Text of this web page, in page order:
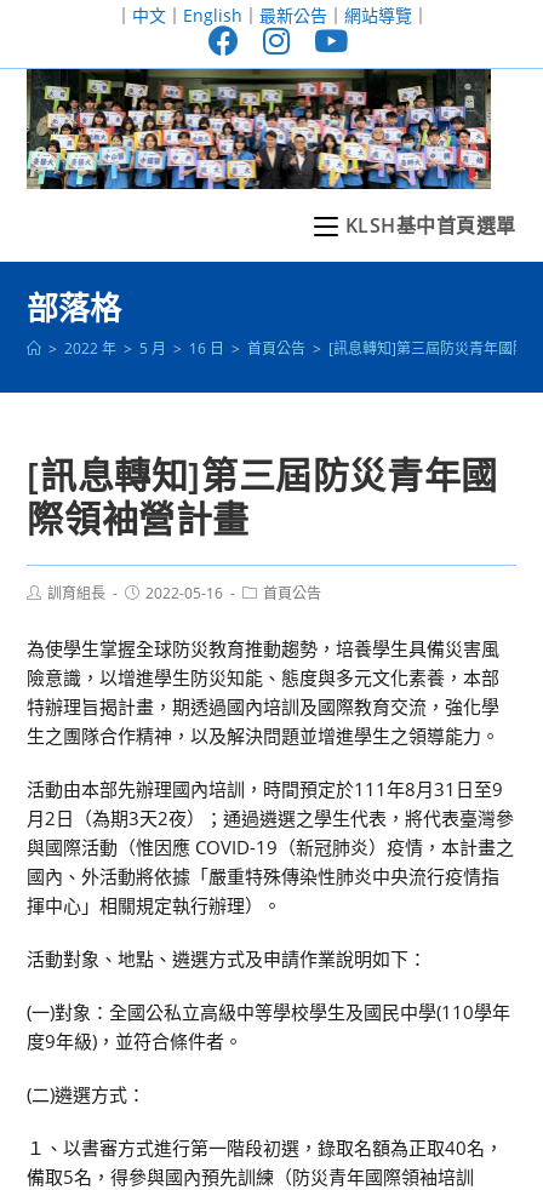
至
｜ 中文｜ English ｜ 最新公告｜ 網站導覽｜
KLSH基中首頁選單
部落格
> 2022 年 > 5 月 > 16 日 > 首頁公告 > [訊息轉知]第三屆防災青年國際
[訊息轉知]第三屆防災青年國
際領袖營計畫
Post訓育組長
Post2022-05-16
Post首頁公告
為使學生掌握全球防災教育推動趨勢，培養學生具備災害風
險意識，以增進學生防災知能、態度與多元文化素養，本部
特辦理旨揭計畫，期透過國內培訓及國際教育交流，強化學
生之團隊合作精神，以及解決問題並增進學生之領導能力。
活動由本部先辦理國內培訓，時間預定於111年8月31日至9
月2日（為期3天2夜）；通過遴選之學生代表，將代表臺灣參
與國際活動（惟因應 COVID-19（新冠肺炎）疫情，本計畫之
國內、外活動將依據「嚴重特殊傳染性肺炎中央流行疫情指
揮中心」相關規定執行辦理）。
活動對象、地點、遴選方式及申請作業說明如下：
(一)對象：全國公私立高級中等學校學生及國民中學(110學年
度9年級)，並符合條件者。
(二)遴選方式：
１、以書審方式進行第一階段初選，錄取名額為正取40名，
備取5名，得參與國內預先訓練（防災青年國際領袖培訓